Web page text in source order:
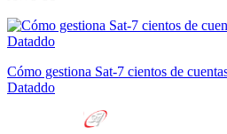
Cómo gestiona Sat-7 cientos de
Dataddo